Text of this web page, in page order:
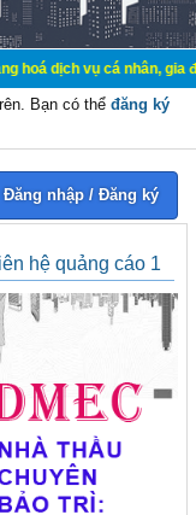
cá nhân, gia đình.
Bạn có thể đăng ký
Đăng nhập / Đăng ký
hệ quảng cáo 1